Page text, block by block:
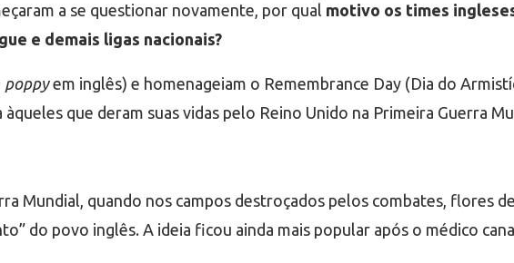
a se questionar novamente, por qual motivo os times
e demais ligas nacionais?
poppyem inglês) e homenageiam o Remembrance Day (Dia do
que deram suas vidas pelo Reino Unido na Primeira Guerra
Mundial, quando nos campos destroçados pelos combates, flores
do povo inglês. A ideia ficou ainda mais popular após o médico